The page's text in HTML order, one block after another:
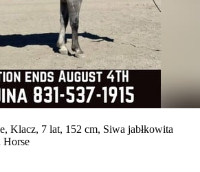
Klacz, 7 lat, 152 cm, Siwa jabłkowita
Horse